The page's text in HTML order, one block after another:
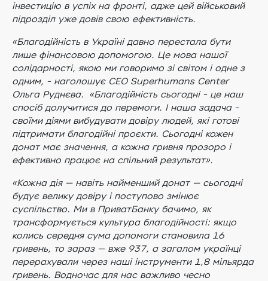
інвестицію в успіх на фронті, адже цей військовий
підрозділ уже довів свою ефективність.
«Благодійність в Україні давно перестала бути
лише фінансовою допомогою. Це мова нашої
солідарності, якою ми говоримо зі світом і одне з
одним, - наголошує СЕО Superhumans Center
Ольга Руднєва. «Благодійність сьогодні - це наш
спосіб долучитися до перемоги. І наша задача -
своїми діями вибудувати довіру людей, які готові
підтримати благодійні проєкти. Сьогодні кожен
донат має значення, а кожна гривня прозоро і
ефективно працює на спільний результат».
«Кожна дія — навіть найменший донат — сьогодні
будує велику довіру і поступово змінює
суспільство. Ми в ПриватБанку бачимо, як
трансформується культура благодійності: якщо
колись середня сума допомоги становила 16
гривень, то зараз — вже 937, а загалом українці
перерахували через наші інструменти 1,8 мільярда
гривень. Водночас для нас важливо чесно